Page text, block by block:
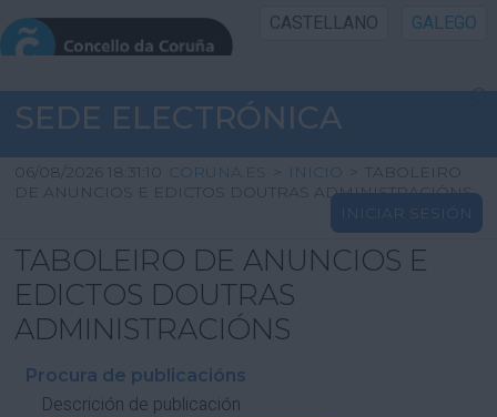
CASTELLANO GALEGO
INICIO SEDE
INICIO
INFORMACIÓN PÚBLICA
CARTAFOL CIDADÁN
UTILIDADES
SEDE ELECTRÓNICA
06/08/2026 18:31:10 CORUNA.ES > INICIO > TABOLEIRO
DE ANUNCIOS E EDICTOS DOUTRAS ADMINISTRACIÓNS
INICIAR SESIÓN
TABOLEIRO DE ANUNCIOS E
EDICTOS DOUTRAS
ADMINISTRACIÓNS
Procura de publicacións
Descrición de publicación